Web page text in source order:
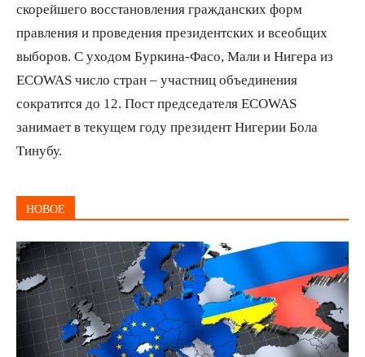
скорейшего восстановления гражданских форм
правления и проведения президентских и всеобщих
выборов. С уходом Буркина-Фасо, Мали и Нигера из
ECOWAS число стран – участниц объединения
сократится до 12. Пост председателя ECOWAS
занимает в текущем году президент Нигерии Бола
Тинубу.
НОВОЕ